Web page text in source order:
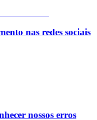
nas redes sociais
nossos erros